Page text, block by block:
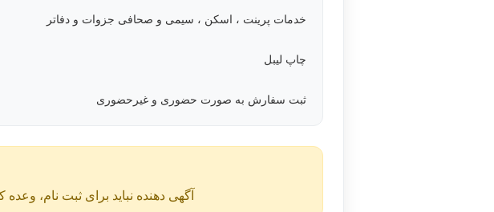
خدمات پرینت ، اسکن ، سیمی و صحافی جزوات و دفاتر
چاپ لیبل
ثبت سفارش به صورت حضوری و غیرحضوری
آگهی دهنده نباید برای ثبت نام،